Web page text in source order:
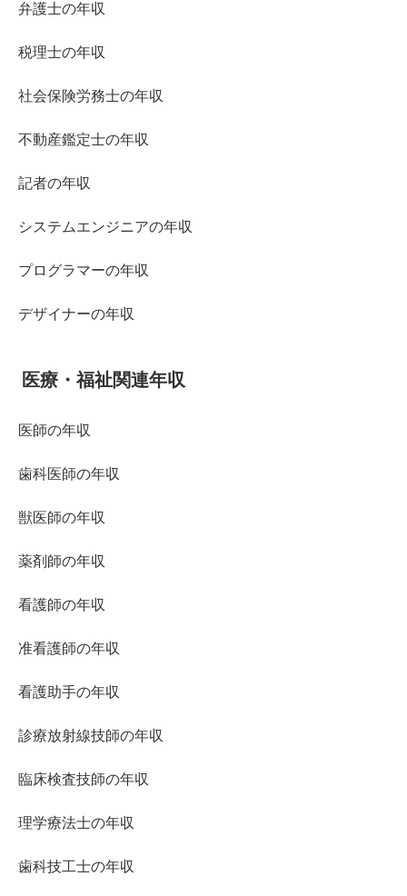
弁護士の年収
税理士の年収
社会保険労務士の年収
不動産鑑定士の年収
記者の年収
システムエンジニアの年収
プログラマーの年収
デザイナーの年収
医療・福祉関連年収
医師の年収
歯科医師の年収
獣医師の年収
薬剤師の年収
看護師の年収
准看護師の年収
看護助手の年収
診療放射線技師の年収
臨床検査技師の年収
理学療法士の年収
歯科技工士の年収